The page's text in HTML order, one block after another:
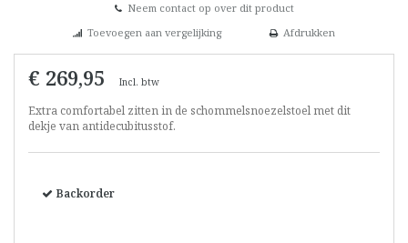
Neem contact op over dit product
Toevoegen aan vergelijking
Afdrukken
€ 269,95 Incl. btw
Extra comfortabel zitten in de schommelsnoezelstoel met dit
dekje van antidecubitusstof.
Backorder